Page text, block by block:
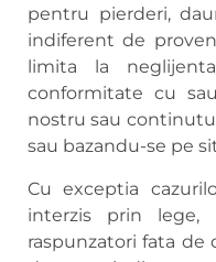
pentru pierderi,
indiferent de
limita la
conformitate cu
nostru sau
sau bazandu-se pe
Cu exceptia
interzis prin
raspunzatori fata de